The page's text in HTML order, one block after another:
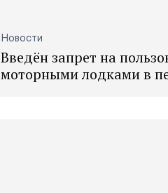
Новости
Введён запрет на
моторными лодками в